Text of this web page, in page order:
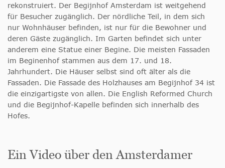
rekonstruiert. Der Begijnhof Amsterdam ist weitgehend
für Besucher zugänglich. Der nördliche Teil, in dem sich
nur Wohnhäuser befinden, ist nur für die Bewohner und
deren Gäste zugänglich. Im Garten befindet sich unter
anderem eine Statue einer Begine. Die meisten Fassaden
im Beginenhof stammen aus dem 17. und 18.
Jahrhundert. Die Häuser selbst sind oft älter als die
Fassaden. Die Fassade des Holzhauses am Begijnhof 34 ist
die einzigartigste von allen. Die English Reformed Church
und die Begijnhof-Kapelle befinden sich innerhalb des
Hofes.
Ein Video über den Amsterdamer